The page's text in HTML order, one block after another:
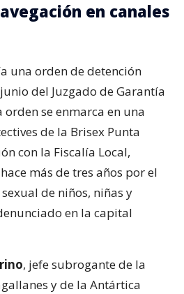
en canales
una orden de detención
del Juzgado de Garantía
orden se enmarca en una
de la Brisex Punta
con la Fiscalía Local,
más de tres años por el
de niños, niñas y
en la capital
, jefe subrogante de la
y de la Antártica